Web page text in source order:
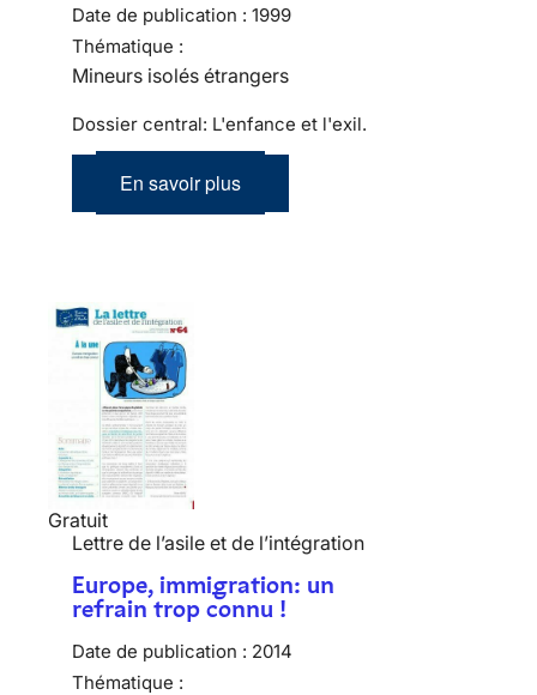
Date de publication : 1999
Thématique :
Mineurs isolés étrangers
Dossier central: L'enfance et l'exil.
En savoir plus
Gratuit
Lettre de l’asile et de l’intégration
Europe, immigration: un
refrain trop connu !
Date de publication : 2014
Thématique :